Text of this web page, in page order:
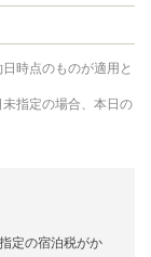
時点のものが適用と
指定の場合、本日の
定の宿泊税がか